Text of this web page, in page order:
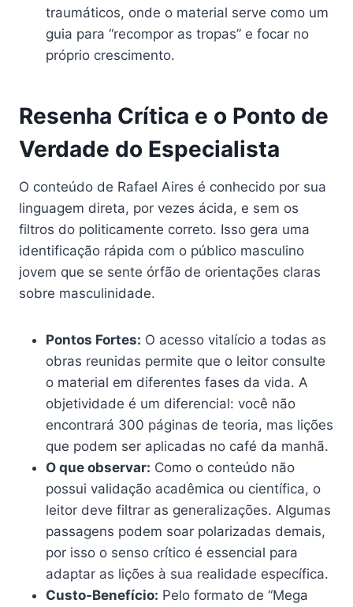
traumáticos, onde o material serve como um
guia para “recompor as tropas” e focar no
próprio crescimento.
Resenha Crítica e o Ponto de
Verdade do Especialista
O conteúdo de Rafael Aires é conhecido por sua
linguagem direta, por vezes ácida, e sem os
filtros do politicamente correto. Isso gera uma
identificação rápida com o público masculino
jovem que se sente órfão de orientações claras
sobre masculinidade.
Pontos Fortes: O acesso vitalício a todas as
obras reunidas permite que o leitor consulte
o material em diferentes fases da vida. A
objetividade é um diferencial: você não
encontrará 300 páginas de teoria, mas lições
que podem ser aplicadas no café da manhã.
O que observar: Como o conteúdo não
possui validação acadêmica ou científica, o
leitor deve filtrar as generalizações. Algumas
passagens podem soar polarizadas demais,
por isso o senso crítico é essencial para
adaptar as lições à sua realidade específica.
Custo-Benefício: Pelo formato de “Mega